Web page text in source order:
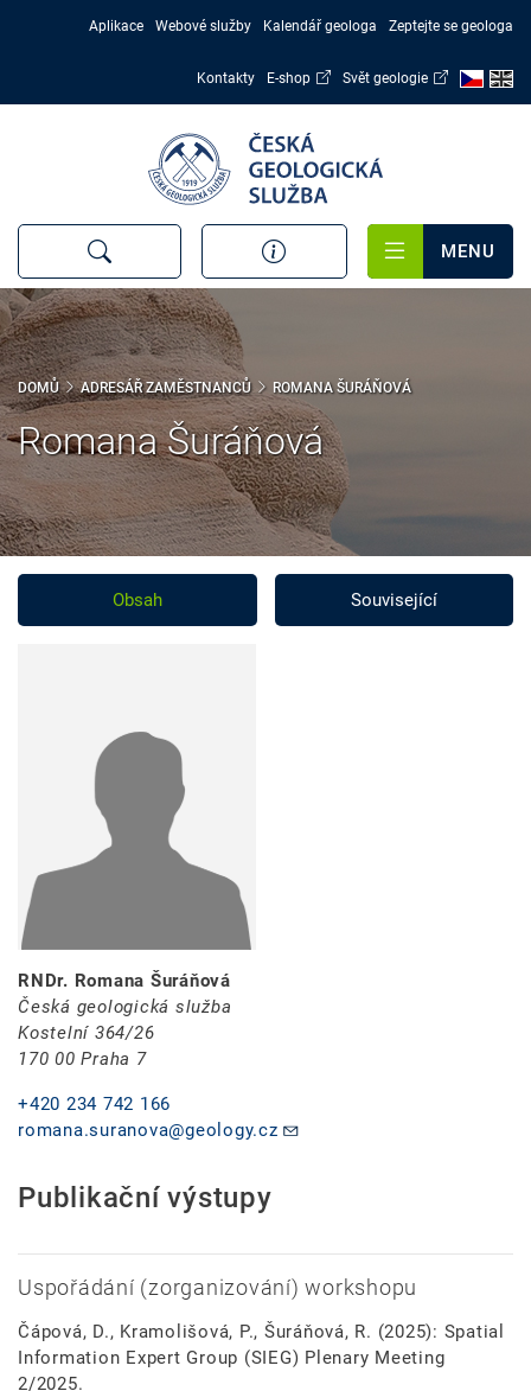
Aplikace Webové služby Kalendář geologa Zeptejte se geologa
Kontakty E-shop Svět geologie
MENU
DOMŮ ADRESÁŘ ZAMĚSTNANCŮ ROMANA ŠURÁŇOVÁ
Romana Šuráňová
Obsah Související
RNDr. Romana Šuráňová
Česká geologická služba
Kostelní 364/26
170 00 Praha 7
+420 234 742 166
romana.suranova@geology.cz
Publikační výstupy
Uspořádání (zorganizování) workshopu
Čápová, D., Kramolišová, P., Šuráňová, R. (2025): Spatial
Information Expert Group (SIEG) Plenary Meeting
2/2025.